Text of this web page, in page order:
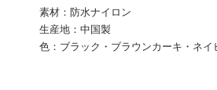
素材：防水ナイロン
生産地：中国製
色：ブラック・ブラウンカーキ・ネイ